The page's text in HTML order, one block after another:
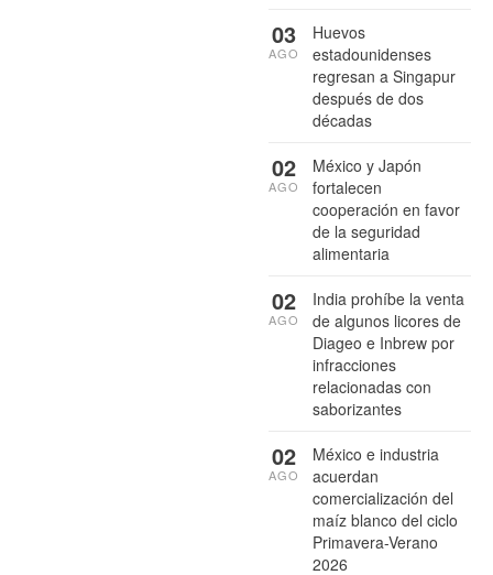
Huevos
estadounidenses
regresan a Singapur
después de dos
décadas
03
AGO
México y Japón
fortalecen
cooperación en favor
de la seguridad
alimentaria
02
AGO
India prohíbe la venta
de algunos licores de
Diageo e Inbrew por
infracciones
relacionadas con
saborizantes
02
AGO
México e industria
acuerdan
comercialización del
maíz blanco del ciclo
Primavera-Verano
2026
02
AGO